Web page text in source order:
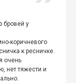
бровей у
коричневого
к ресничке.
очень
нет тяжести и